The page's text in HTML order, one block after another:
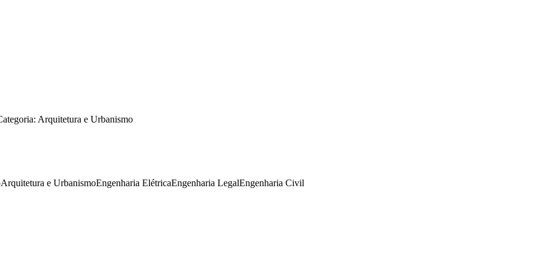
Arquitetura e Urbanismo
Arquitetura e UrbanismoEngenharia ElétricaEngenharia LegalEngenharia Civil